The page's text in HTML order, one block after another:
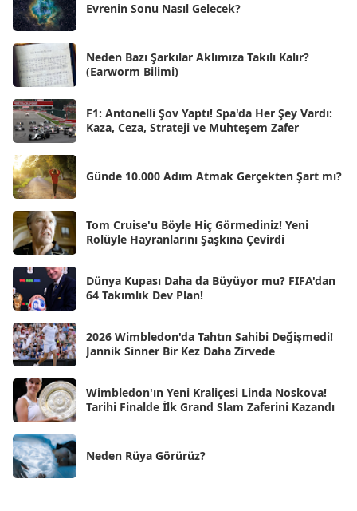
Tem 2025
Haz 2025
May 2025 [54]
Nis 2025 [56]
Mar 2025
Şub 2025
Oca 2025
Ara 2024 [25]
Kas 2024
Eki 2024 [46]
Eyl 2024
Ağu 2024 [10]
Tem 2024
Haz 2024 [30]
Nis 2024 [59]
Evrenin Sonu Nasıl Gelecek?
Neden Bazı Şarkılar Aklımıza Takılı Kalır?
(Earworm Bilimi)
F1: Antonelli Şov Yaptı! Spa'da Her Şey Vardı:
Kaza, Ceza, Strateji ve Muhteşem Zafer
Günde 10.000 Adım Atmak Gerçekten Şart mı?
Tom Cruise'u Böyle Hiç Görmediniz! Yeni
Rolüyle Hayranlarını Şaşkına Çevirdi
Dünya Kupası Daha da Büyüyor mu? FIFA'dan
64 Takımlık Dev Plan!
2026 Wimbledon'da Tahtın Sahibi Değişmedi!
Jannik Sinner Bir Kez Daha Zirvede
Wimbledon'ın Yeni Kraliçesi Linda Noskova!
Tarihi Finalde İlk Grand Slam Zaferini Kazandı
Neden Rüya Görürüz?